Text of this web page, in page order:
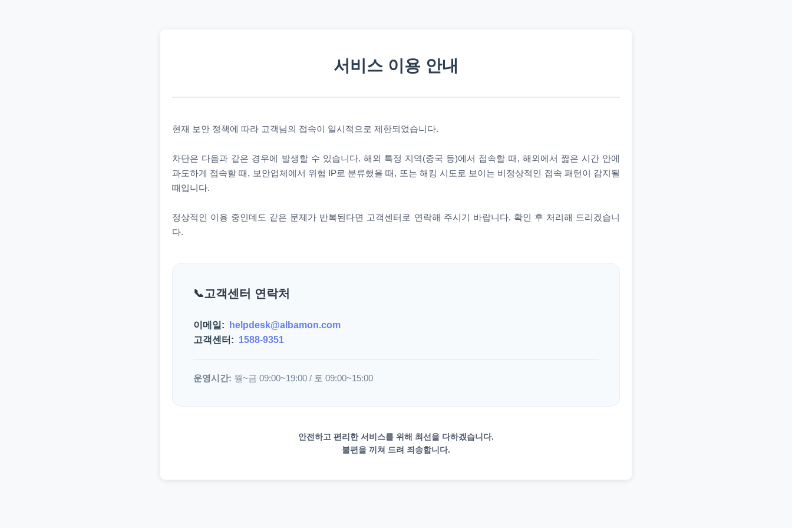
서비스 이용 안내
현재 보안 정책에 따라 고객님의 접속이 일시적으로 제한되었습니다.
차단은 다음과 같은 경우에 발생할 수 있습니다. 해외 특정 지역(중국 등)에서 접속할 때, 해외에서 짧은 시간 안에
과도하게 접속할 때, 보안업체에서 위험 IP로 분류했을 때, 또는 해킹 시도로 보이는 비정상적인 접속 패턴이 감지될
때입니다.
정상적인 이용 중인데도 같은 문제가 반복된다면 고객센터로 연락해 주시기 바랍니다. 확인 후 처리해 드리겠습니
다.
고객센터 연락처
이메일:
helpdesk@albamon.com
고객센터: 1588-9351
운영시간: 월~금 09:00~19:00 / 토 09:00~15:00
안전하고 편리한 서비스를 위해 최선을 다하겠습니다.
불편을 끼쳐 드려 죄송합니다.